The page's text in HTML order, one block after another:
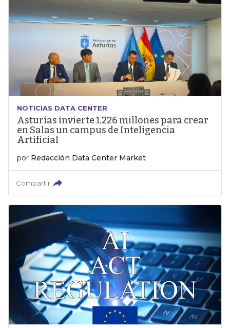
NOTICIAS DATA CENTER
Asturias invierte 1.226 millones para crear
en Salas un campus de Inteligencia
Artificial
por Redacción Data Center Market
Compartir